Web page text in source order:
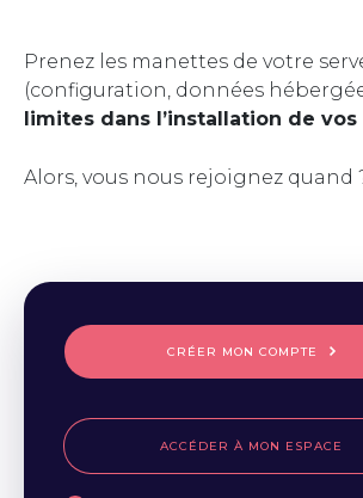
Prenez les manettes de votre
(configuration, données
limites dans l’installation de
Alors, vous nous rejoignez quand
CRÉER MON COMPTE
ACCÉDER À MON ESPACE